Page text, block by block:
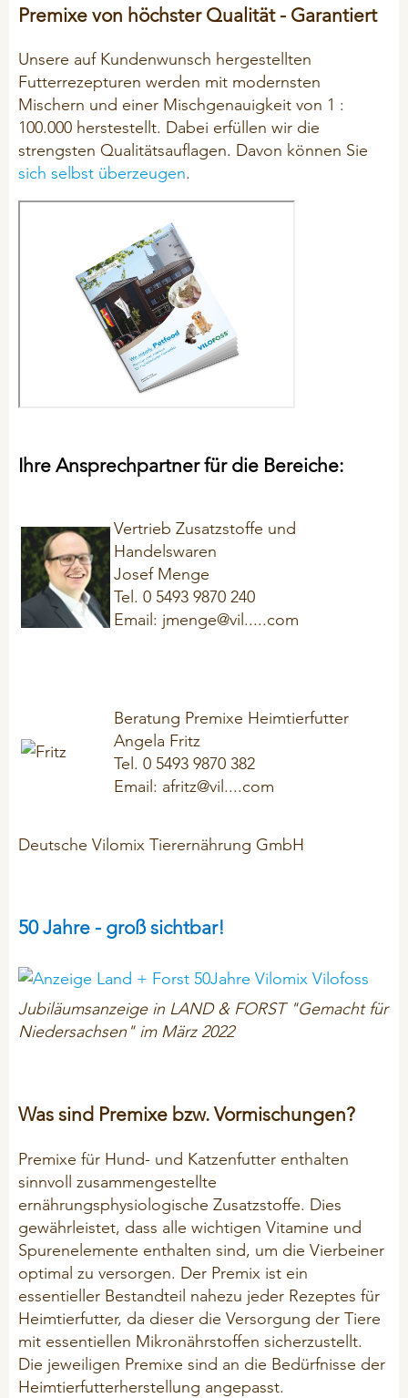
Hygiene
Mineralfutter
Mineral-Leckmassen
Problemlöser
SCHAFE & ZIEGEN
Mineral - Leckmassen
Problemlöser
Hygiene
Premixe von höchster Qualität - Garantiert
Unsere auf Kundenwunsch hergestellten
Futterrezepturen werden mit modernsten
Mischern und einer Mischgenauigkeit von 1 :
100.000 herstestellt. Dabei erfüllen wir die
strengsten Qualitätsauflagen. Davon können Sie
sich selbst überzeugen.
Ihre Ansprechpartner für die Bereiche:
Vertrieb Zusatzstoffe und
Handelswaren
Josef Menge
Tel. 0 5493 9870 240
Email: jmenge@vil.....com
Beratung Premixe Heimtierfutter
Angela Fritz
Tel. 0 5493 9870 382
Email: afritz@vil....com
Deutsche Vilomix Tierernährung GmbH
50 Jahre - groß sichtbar!
Jubiläumsanzeige in LAND & FORST "Gemacht für
Niedersachsen" im März 2022
Was sind Premixe bzw. Vormischungen?
Premixe für Hund- und Katzenfutter enthalten
sinnvoll zusammengestellte
ernährungsphysiologische Zusatzstoffe. Dies
gewährleistet, dass alle wichtigen Vitamine und
Spurenelemente enthalten sind, um die Vierbeiner
optimal zu versorgen. Der Premix ist ein
essentieller Bestandteil nahezu jeder Rezeptes für
Heimtierfutter, da dieser die Versorgung der Tiere
mit essentiellen Mikronährstoffen sicherzustellt.
Die jeweiligen Premixe sind an die Bedürfnisse der
Heimtierfutterherstellung angepasst.